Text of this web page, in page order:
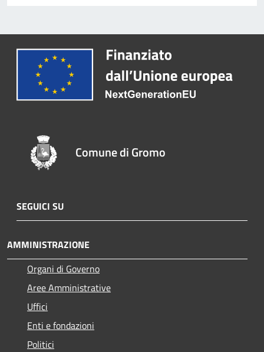
Comune di Gromo
SEGUICI SU
AMMINISTRAZIONE
Organi di Governo
Aree Amministrative
Uffici
Enti e fondazioni
Politici